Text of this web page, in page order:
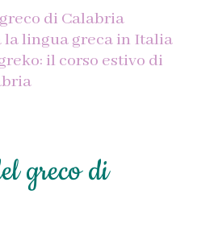
di Calabria
la lingua greca in Italia
il corso estivo di
greco di